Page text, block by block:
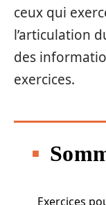
ceux qui
l’articulation
des
exercices.
Exercices